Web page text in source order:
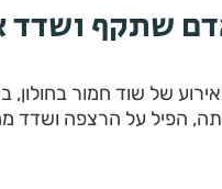
שתקף
של שוד חמור בחולון,
אותה, הפיל על הרצפה ושדד